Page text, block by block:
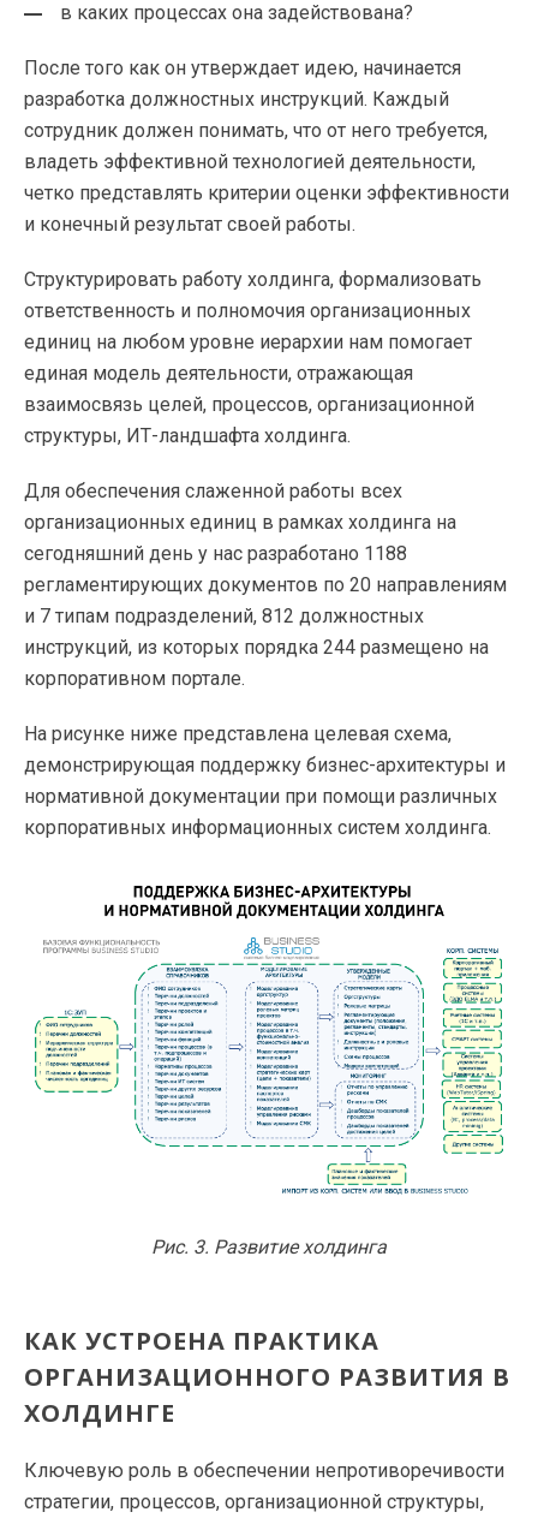
в каких процессах она задействована?
После того как он утверждает идею, начинается
разработка должностных инструкций. Каждый
сотрудник должен понимать, что от него требуется,
владеть эффективной технологией деятельности,
четко представлять критерии оценки эффективности
и конечный результат своей работы.
Структурировать работу холдинга, формализовать
ответственность и полномочия организационных
единиц на любом уровне иерархии нам помогает
единая модель деятельности, отражающая
взаимосвязь целей, процессов, организационной
структуры, ИТ-ландшафта холдинга.
Для обеспечения слаженной работы всех
организационных единиц в рамках холдинга на
сегодняшний день у нас разработано 1188
регламентирующих документов по 20 направлениям
и 7 типам подразделений, 812 должностных
инструкций, из которых порядка 244 размещено на
корпоративном портале.
На рисунке ниже представлена целевая схема,
демонстрирующая поддержку бизнес-архитектуры и
нормативной документации при помощи различных
корпоративных информационных систем холдинга.
Рис. 3. Развитие холдинга
КАК УСТРОЕНА ПРАКТИКА
ОРГАНИЗАЦИОННОГО РАЗВИТИЯ В
ХОЛДИНГЕ
Ключевую роль в обеспечении непротиворечивости
стратегии, процессов, организационной структуры,